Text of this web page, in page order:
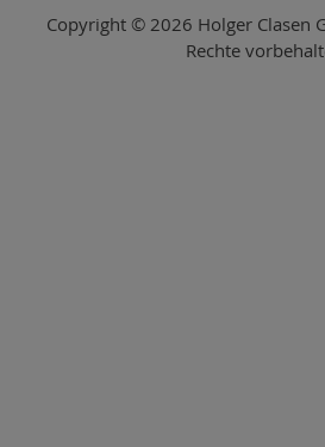
Copyright © 2026 Holger Clasen
Rechte